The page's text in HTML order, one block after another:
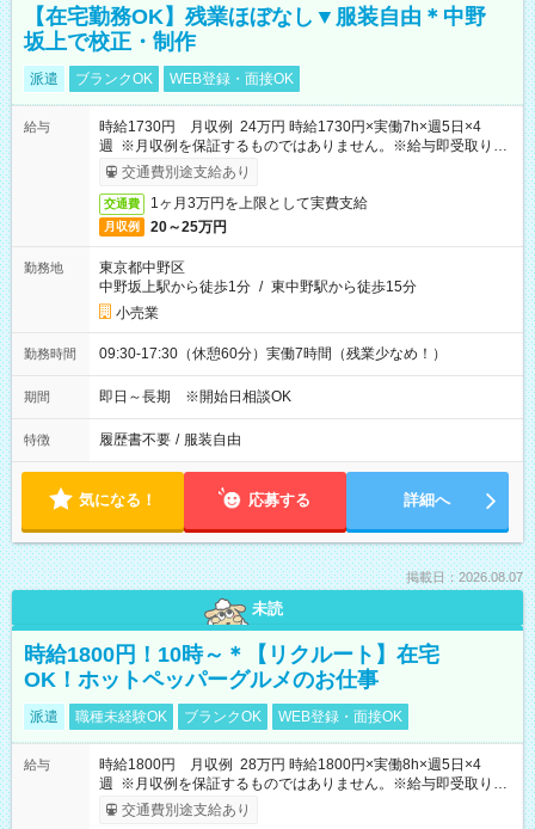
【在宅勤務OK】残業ほぼなし▼服装自由＊中野
坂上で校正・制作
派遣 ブランクOK WEB登録・面接OK
給与
時給1730円 月収例 24万円 時給1730円×実働7h×週5日×4
週 ※月収例を保証するものではありません。※給与即受取りサ
ービス利用可（利用条件有）
交通費別途支給あり
交通費 1ヶ月3万円を上限として実費支給
月収例 20～25万円
勤務地
東京都中野区
中野坂上駅から徒歩1分 / 東中野駅から徒歩15分
小売業
勤務時間 09:30-17:30（休憩60分）実働7時間（残業少なめ！）
期間 即日～長期 ※開始日相談OK
特徴 履歴書不要 / 服装自由
気になる！ 応募する 詳細へ
掲載日：2026.08.07
未読
時給1800円！10時～＊【リクルート】在宅
OK！ホットペッパーグルメのお仕事
派遣 職種未経験OK ブランクOK WEB登録・面接OK
給与
時給1800円 月収例 28万円 時給1800円×実働8h×週5日×4
週 ※月収例を保証するものではありません。※給与即受取りサ
ービス利用可（利用条件有）
交通費別途支給あり